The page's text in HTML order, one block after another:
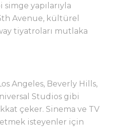
yapılarıyla
Avenue, kültürel
tiyatroları mutlaka
Angeles, Beverly Hills,
Studios gibi
çeker. Sinema ve TV
isteyenler için